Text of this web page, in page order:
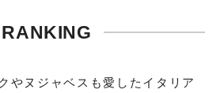
RANKING
やヌジャベスも愛したイタリア